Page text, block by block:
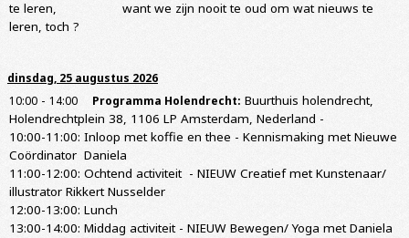
te leren, want we zijn nooit te oud om wat nieuws te
leren, toch ?
dinsdag, 25 augustus 2026
10:00 - 14:00 Programma Holendrecht: Buurthuis holendrecht,
Holendrechtplein 38, 1106 LP Amsterdam, Nederland -
10:00-11:00: Inloop met koffie en thee - Kennismaking met Nieuwe
Coördinator Daniela
11:00-12:00: Ochtend activiteit - NIEUW Creatief met Kunstenaar/
illustrator Rikkert Nusselder
12:00-13:00: Lunch
13:00-14:00: Middag activiteit - NIEUW Bewegen/ Yoga met Daniela